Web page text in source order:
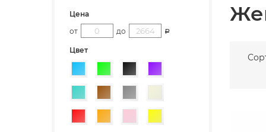
Цена
от
до Р
Цвет
ГолубойЗеленыйЧерный
БирюзовыйКоричневый
КрасныйОранжевый
Розовый